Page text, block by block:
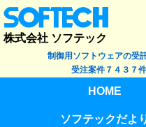
株式会社 ソフテック
制御用ソフトウェアの受
受注案件７４３７件
HOME
ソフテックだよ